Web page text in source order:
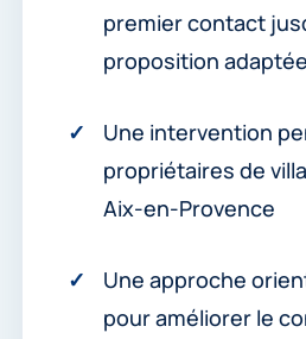
premier contact
proposition adaptée
Une intervention
propriétaires de
Aix-en-Provence
Une approche
pour améliorer le